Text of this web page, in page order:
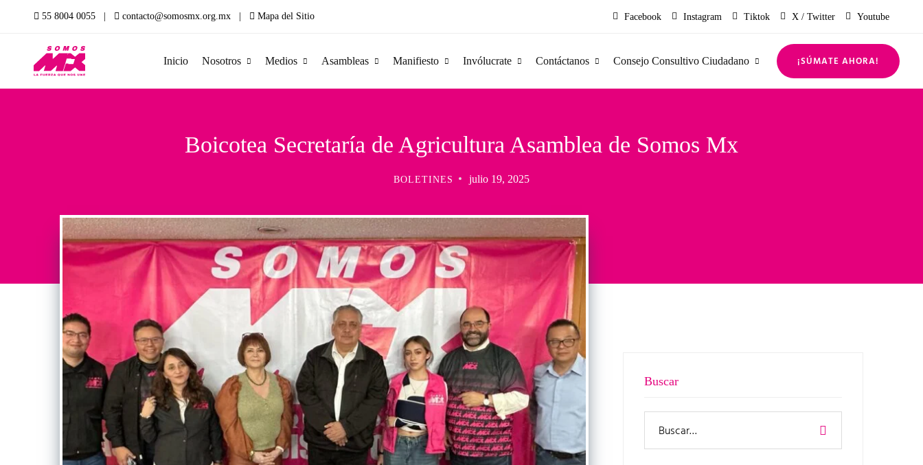
55 8004 0055 | contacto@somosmx.org.mx | Mapa del Sitio Facebook Instagram Tiktok X / Twitter Youtube
Inicio Nosotros Medios Asambleas Manifiesto Invólucrate Contáctanos Consejo Consultivo Ciudadano ¡SÚMATE AHORA!
Boicotea Secretaría de Agricultura Asamblea de Somos Mx
BOLETINES julio 19, 2025
Buscar